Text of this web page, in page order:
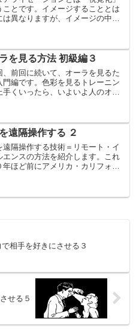
ことです。イメージすることとは
は異なりますが、イメージの中心
を見る方法 初級編３
、前回に続いて、オーラを見るた
門編です。色彩を見るトレーニン
手くいったら、いよいよ人のオー
遠隔操作する ２
遠隔操作する技術＝リモート・イ
エンスの方法を紹介します。これ
年ほど前にアメリカ・カリフォル
ス実験についての結果をメモした
で相手を好きにさせる３
せる５